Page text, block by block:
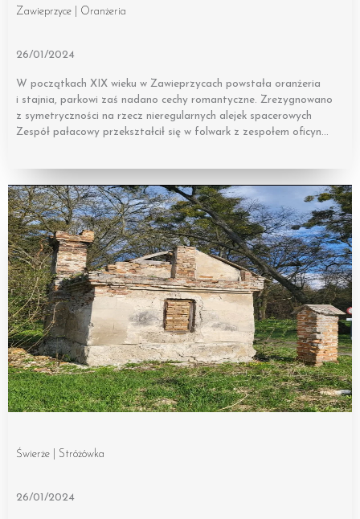
Zawieprzyce | Oranżeria
26/01/2024
W początkach XIX wieku w Zawieprzycach powstała oranżeria
i stajnia, parkowi zaś nadano cechy romantyczne. Zrezygnowano
z symetryczności na rzecz nieregularnych alejek spacerowych
Zespół pałacowy przekształcił się w folwark z zespołem oficyn…
Świerże | Stróżówka
26/01/2024